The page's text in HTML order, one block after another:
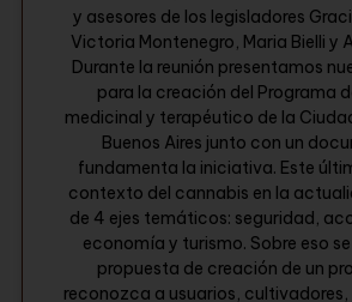
y asesores de los legisladores
Victoria Montenegro, Maria Bielli y
Durante la reunión presentamos
para la creación del Programa
medicinal y terapéutico de la
Buenos Aires junto con un
fundamenta la iniciativa. Este
contexto del cannabis en la
de 4 ejes temáticos: seguridad,
economía y turismo. Sobre eso
propuesta de creación de un
reconozca a usuarios, cultivadores,